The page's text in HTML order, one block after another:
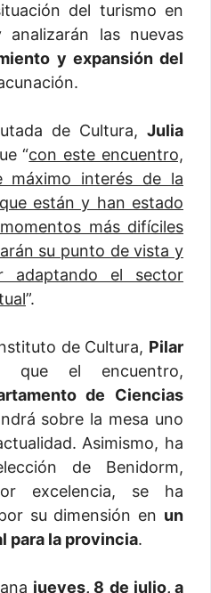
del turismo en
las nuevas
y expansión del
de Cultura, Julia
“con este encuentro,
máximo interés de la
están y han estado
más difíciles
su punto de vista y
adaptando el sector
”.
de Cultura, Pilar
que el encuentro,
de Ciencias
sobre la mesa uno
Asimismo, ha
de Benidorm,
excelencia, se ha
su dimensión en un
para la provincia.
jueves, 8 de julio, a